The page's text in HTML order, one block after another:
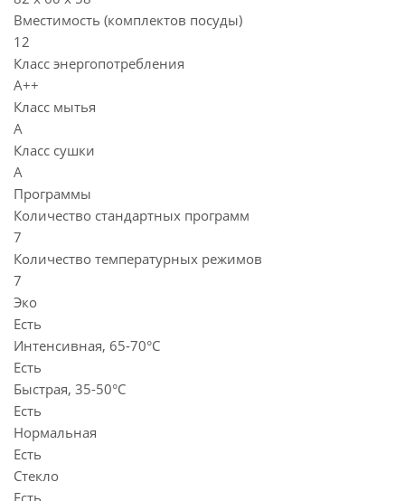
Вместимость (комплектов посуды)
12
Класс энергопотребления
A++
Класс мытья
A
Класс сушки
A
Программы
Количество стандартных программ
7
Количество температурных режимов
7
Эко
Есть
Интенсивная, 65-70°С
Есть
Быстрая, 35-50°С
Есть
Нормальная
Есть
Стекло
Есть